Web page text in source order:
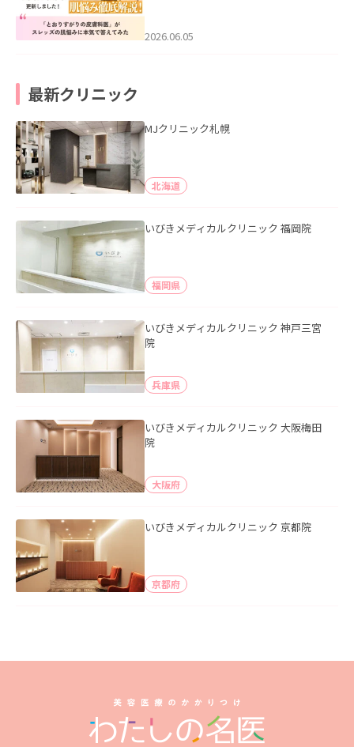
2026.06.05
最新クリニック
MJクリニック札幌
北海道
いびきメディカルクリニック 福岡院
福岡県
いびきメディカルクリニック 神戸三宮
院
兵庫県
いびきメディカルクリニック 大阪梅田
院
大阪府
いびきメディカルクリニック 京都院
京都府